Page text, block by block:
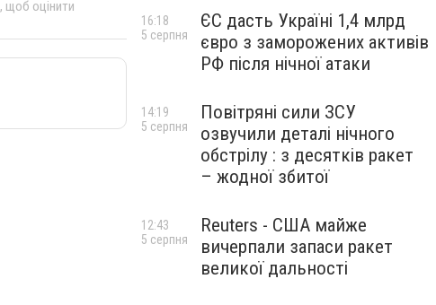
, щоб оцінити
ЄС дасть Україні 1,4 млрд
євро з заморожених активів
РФ після нічної атаки
16:18
5 серпня
Повітряні сили ЗСУ
озвучили деталі нічного
обстрілу : з десятків ракет
– жодної збитої
14:19
5 серпня
Reuters - США майже
вичерпали запаси ракет
великої дальності
12:43
5 серпня